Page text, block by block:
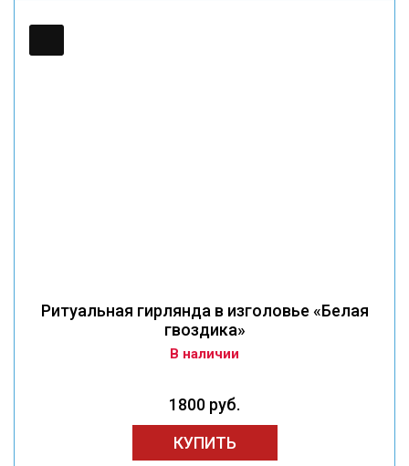
Ритуальная гирлянда в изголовье «Белая
гвоздика»
В наличии
1800 руб.
КУПИТЬ